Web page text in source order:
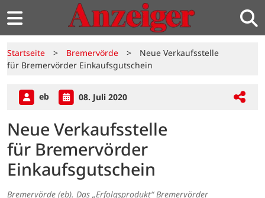
Startseite > Bremervörde >
Neue Verkaufsstelle
für Bremervörder Einkaufsgutschein
eb 08. Juli 2020
Neue Verkaufsstelle
für Bremervörder
Einkaufsgutschein
Bremervörde (eb). Das „Erfolgsprodukt“ Bremervörder